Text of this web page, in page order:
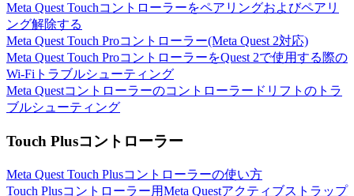
Meta Quest Touchコントローラーをペアリングおよびペアリ
ング解除する
Meta Quest Touch Proコントローラー(Meta Quest 2対応)
Meta Quest Touch ProコントローラーをQuest 2で使用する際の
Wi-Fiトラブルシューティング
Meta Questコントローラーのコントローラードリフトのトラ
ブルシューティング
Touch Plusコントローラー
Meta Quest Touch Plusコントローラーの使い方
Touch Plusコントローラー用Meta Questアクティブストラップ